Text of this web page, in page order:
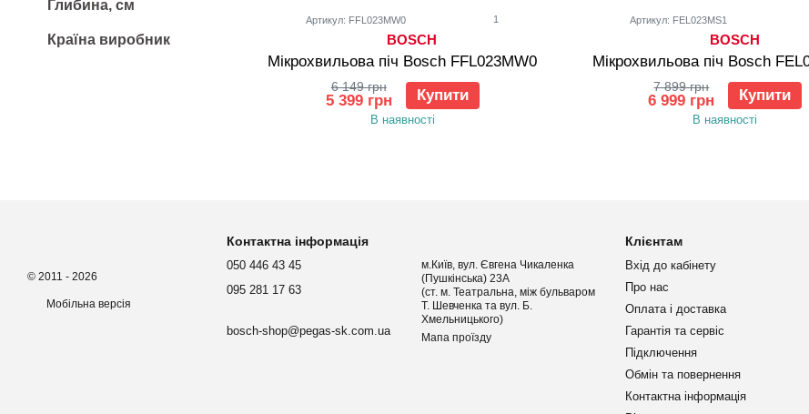
Артикул: FFL023MW0 1
BOSCH
Мікрохвильова піч Bosch FFL023MW0
6 149 грн
5 399 грн Купити
В наявності
Артикул: FEL023MS1
BOSCH
Мікрохвильова піч Bosch
7 899 грн
6 999 грн Купити
В наявності
Глибина, см
Країна виробник
© 2011 - 2026
Мобільна версія
Контактна інформація
050 446 43 45
095 281 17 63
bosch-shop@pegas-sk.com.ua
м.Київ, вул. Євгена Чикаленка
(Пушкінська) 23А
(ст. м. Театральна, між бульваром
Т. Шевченка та вул. Б.
Хмельницького)
Мапа проїзду
Клієнтам
Вхід до кабінету
Про нас
Оплата і доставка
Гарантія та сервіс
Підключення
Обмін та повернення
Контактна інформація